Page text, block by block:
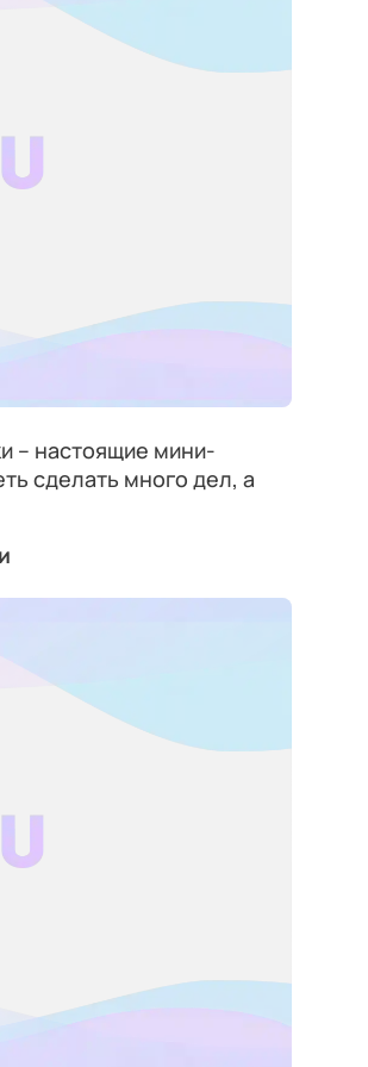
– настоящие мини-
сделать много дел, а